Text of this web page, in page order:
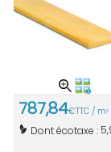
787,84€TTC / m3
Dont écotaxe :